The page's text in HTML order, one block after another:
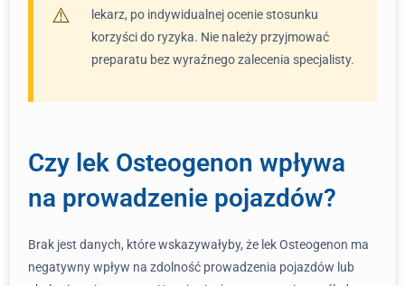
lekarz, po indywidualnej ocenie stosunku
korzyści do ryzyka. Nie należy przyjmować
preparatu bez wyraźnego zalecenia specjalisty.
Czy lek Osteogenon wpływa
na prowadzenie pojazdów?
Brak jest danych, które wskazywałyby, że lek Osteogenon ma
negatywny wpływ na zdolność prowadzenia pojazdów lub